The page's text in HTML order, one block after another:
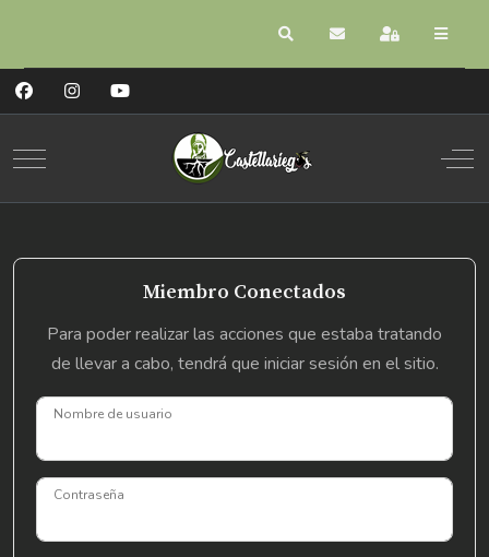
BuscarSuscribirse a las
Registrarse
Mobile Menu Toggle
Miembro Conectados
Para poder realizar las acciones que estaba tratando
de llevar a cabo, tendrá que iniciar sesión en el sitio.
Nombre de usuario
Contraseña